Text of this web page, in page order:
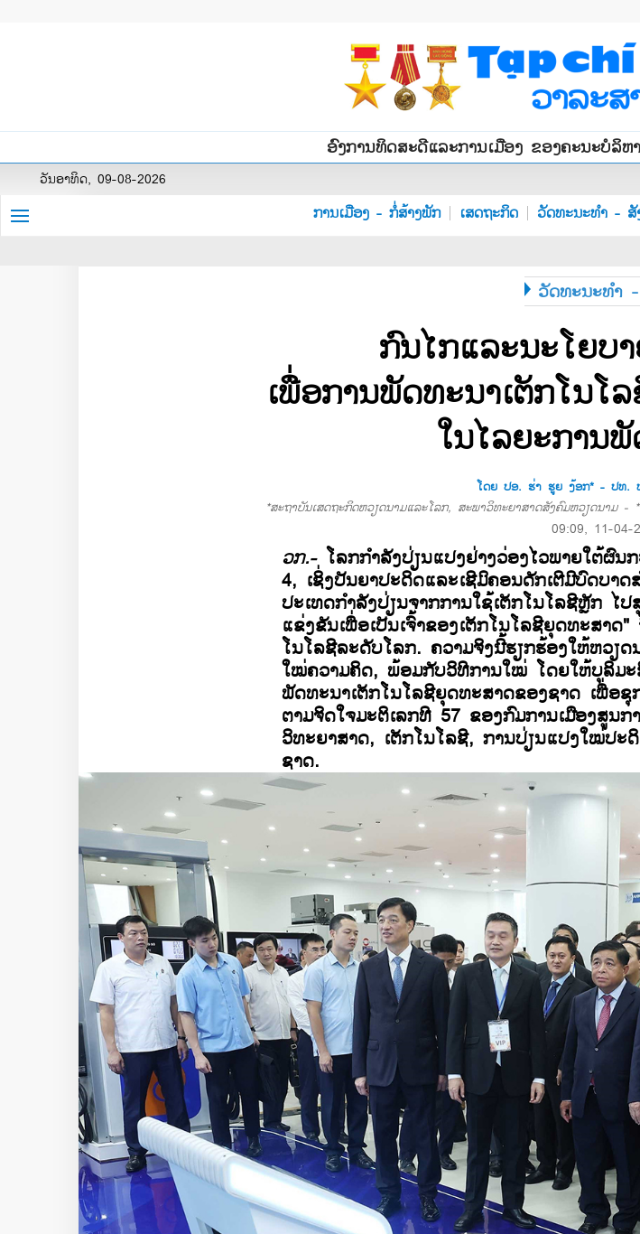
ອົງການທິດສະດີແລະການເມືອງ ຂອງຄະນະບໍລິ
ວັນອາທິດ, 09-08-2026
ການເມືອງ - ກໍ່ສ້າງພັກ ເສດຖະກິດ ວັດທະນະທຳ - ສັ
ວັດທະນະທຳ
ກົນໄກແລະນະໂຍບ
ເພື່ອການພັດທະນາເຕັກໂນໂ
ໃນໄລຍະການ
ໂດຍ ປອ. ຮ່າ ຮູຍ ງ້ອກ* - ປທ.
*ສະຖາບັນເສດຖະກິດຫວຽດນາມແລະໂລກ, ສະພາວິທະຍາສາດສັງຄົມຫວຽດນາມ
09:09, 11-04-
ວກ.-ໂລກກຳລັງປ່ຽນແປງຢ່າງວ່ອງໄວພາຍໃຕ້ຜົ
4, ເຊິ່ງປັນຍາປະດິດແລະເຊີມິຄອນດັກເຕີມີບົດບາ
ປະເທດກຳລັງປ່ຽນຈາກການໃຊ້ເຕັກໂນໂລຊີຫຼັກ
ແຂ່ງຂັນເພື່ອເປັນເຈົ້າຂອງເຕັກໂນໂລຊີຍຸດທະສາດ
ໂນໂລຊີລະດັບໂລກ. ຄວາມຈິງນີ້ຮຽກຮ້ອງໃຫ້ຫວຽ
ໃໝ່ຄວາມຄິດ, ພ້ອມກັບວິທີການໃໝ່ ໂດຍໃຫ້ບຸລິມ
ພັດທະນາເຕັກໂນໂລຊີຍຸດທະສາດຂອງຊາດ ເພື່ອ
ຕາມຈິດໃຈມະຕິເລກທີ 57 ຂອງກົມການເມືອງສູນ
ວິທະຍາສາດ, ເຕັກໂນໂລຊີ, ການປ່ຽນແປງໃໝ່ປ
ຊາດ.